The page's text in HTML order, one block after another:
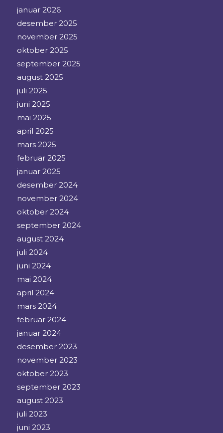
januar 2026
desember 2025
november 2025
oktober 2025
september 2025
august 2025
juli 2025
juni 2025
mai 2025
april 2025
mars 2025
februar 2025
januar 2025
desember 2024
november 2024
oktober 2024
september 2024
august 2024
juli 2024
juni 2024
mai 2024
april 2024
mars 2024
februar 2024
januar 2024
desember 2023
november 2023
oktober 2023
september 2023
august 2023
juli 2023
juni 2023